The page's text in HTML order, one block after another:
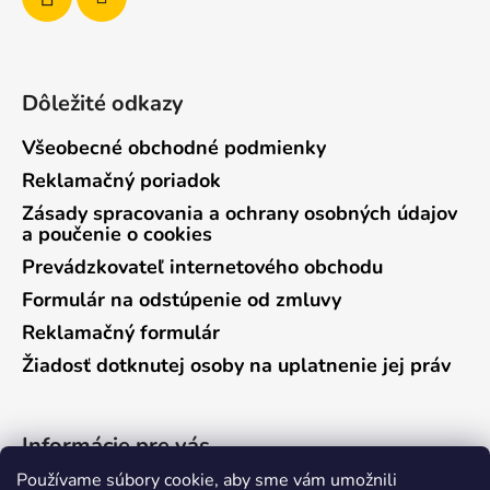
Používame súbory cookie, aby sme vám umožnili
Dôležité odkazy
Všeobecné obchodné podmienky
Reklamačný poriadok
Zásady spracovania a ochrany osobných údajov
a poučenie o cookies
Prevádzkovateľ internetového obchodu
Formulár na odstúpenie od zmluvy
Reklamačný formulár
Žiadosť dotknutej osoby na uplatnenie jej práv
Informácie pre vás